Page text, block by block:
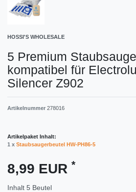
HOSSI'S WHOLESALE
5 Premium
kompatibel für
Silencer Z902
Artikelnummer 278016
Artikelpaket Inhalt:
1 x Staubsaugerbeutel HW-PH86-5
8,99 EUR *
Inhalt 5 Beutel